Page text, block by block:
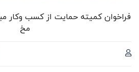
فراخوان کمیته حمایت از کسب وکار
مخ